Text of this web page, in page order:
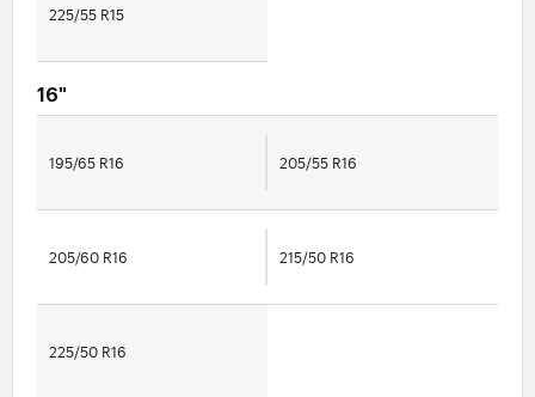
225/55 R15
16"
195/65 R16 205/55 R16
205/60 R16 215/50 R16
225/50 R16